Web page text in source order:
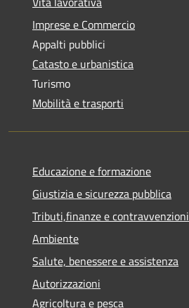
Imprese e Commercio
Appalti pubblici
Catasto e urbanistica
Turismo
Mobilità e trasporti
Educazione e formazione
Giustizia e sicurezza pubblica
Tributi,finanze e contravvenzioni
Ambiente
Salute, benessere e assistenza
Autorizzazioni
Agricoltura e pesca